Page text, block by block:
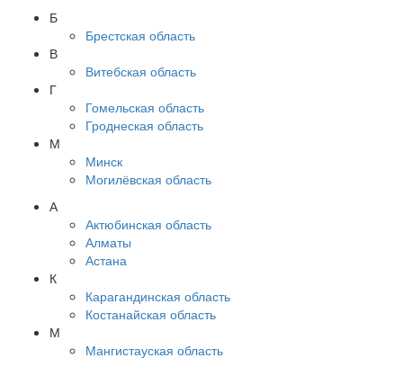
Б
Брестская область
В
Витебская область
Г
Гомельская область
Гроднеская область
М
Минск
Могилёвская область
А
Актюбинская область
Алматы
Астана
К
Карагандинская область
Костанайская область
М
Мангистауская область